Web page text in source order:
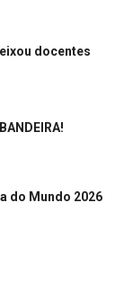
docentes
do Mundo 2026